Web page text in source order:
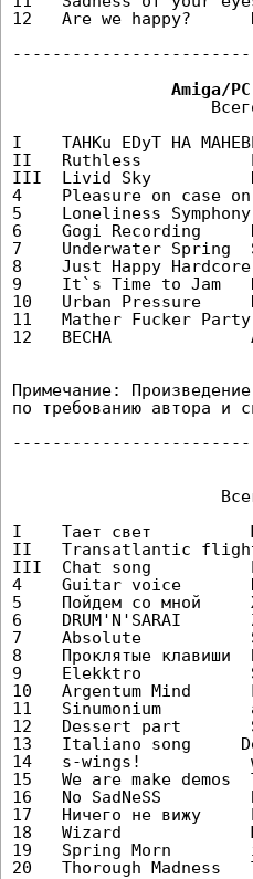
12   Are we happy?
I    TAHKu EDyT HA
II   Ruthless
III  Livid Sky
4    Pleasure on case
5    Loneliness
6    Gogi
7    Underwater
8    Just Happy
9    It`s Time to
10   Urban
11   Mather Fucker
12   BECHA
Примечание:
по требованию автора и
I    Тает свет
II   Transatlantic
III  Chat song
4    Guitar voice
5    Пойдем со мной
6    DRUM'N'SARAI
7    Absolute
8    Проклятые
9    Elekktro
10   Argentum Mind
11   Sinumonium
12   Dessert part
13   Italiano song
14   s-wings!
15   We are make
16   No SadNeSS
17   Hичего не вижу
18   Wizard
19   Spring Morn
20   Thorough